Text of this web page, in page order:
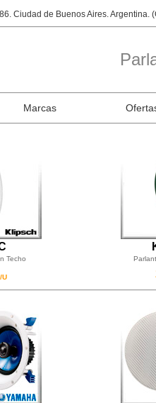
Ciudad de Buenos Aires. Argentina.
Marcas
Techo
U